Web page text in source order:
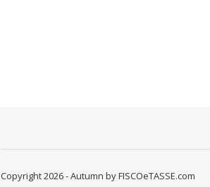
Copyright 2026 - Autumn by FISCOeTASSE.com